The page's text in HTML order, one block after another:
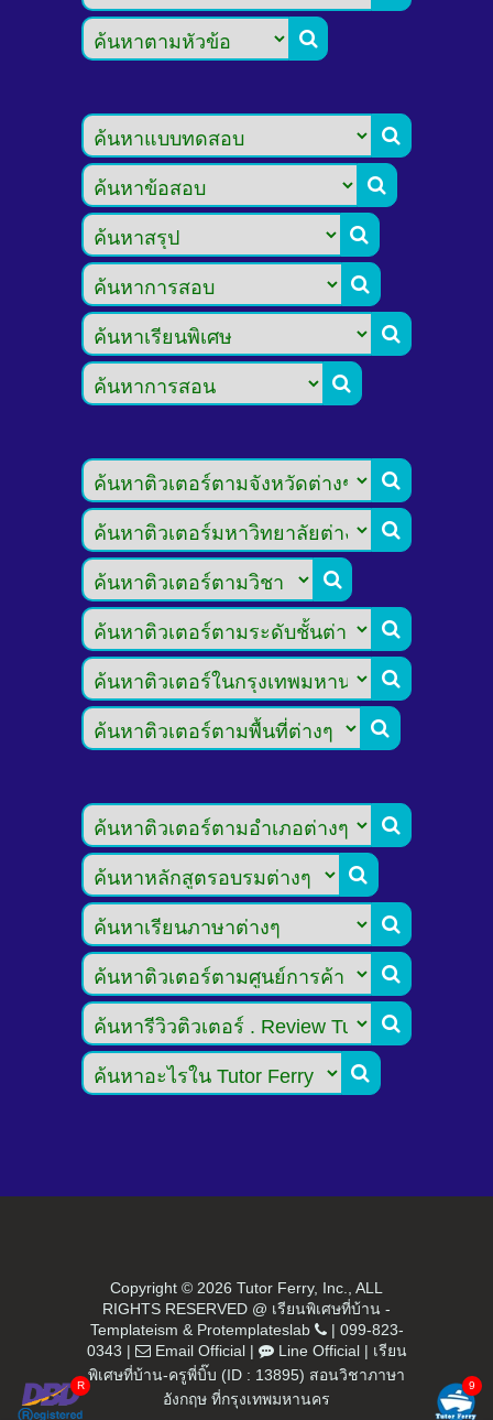



















Copyright © 2026 Tutor Ferry, Inc., ALL
RIGHTS RESERVED @ เรียนพิเศษที่บ้าน -
Templateism & Protemplateslab | 099-823-
0343 | Email Official| Line Official| เรียน
พิเศษที่บ้าน-ครูพี่บิ๊บ (ID : 13895) สอนวิชาภาษา
อังกฤษ ที่กรุงเทพมหานคร